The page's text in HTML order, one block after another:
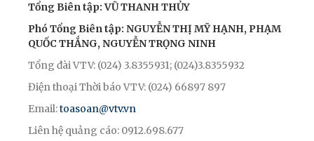
Tổng Biên tập: VŨ THANH THỦY
Phó Tổng Biên tập: NGUYỄN THỊ MỸ HẠNH, PHẠM
QUỐC THẮNG, NGUYỄN TRỌNG NINH
Tổng đài VTV: (024) 3.8355931; (024)3.8355932
Điện thoại Thời báo VTV: (024) 66897 897
Email:toasoan@vtv.vn
Liên hệ quảng cáo: 0912.698.677